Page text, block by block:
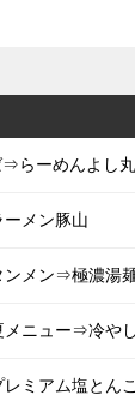
らーめんよし
メン豚山
ンメン⇒極濃湯
ニュー⇒冷や
ミアム塩とん